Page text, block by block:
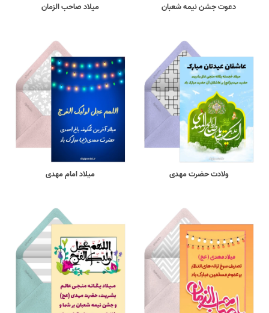
دعوت جشن نیمه شعبان میلاد صاحب الزمان
ولادت حضرت مهدی میلاد امام مهدی